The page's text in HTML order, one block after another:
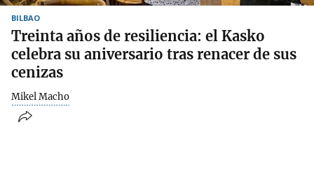
BILBAO
Treinta años de resiliencia: el Kasko
celebra su aniversario tras renacer de sus
cenizas
Mikel Macho